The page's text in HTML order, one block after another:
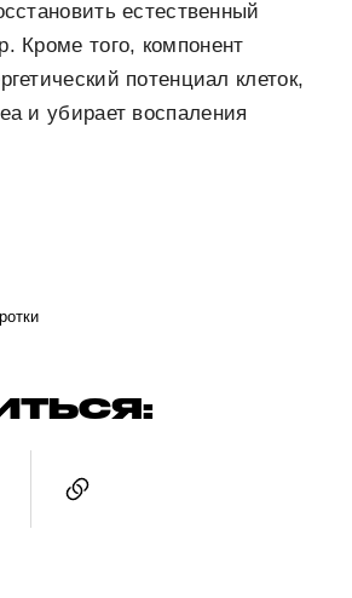
естественный
Кроме того, компонент
потенциал клеток,
и убирает воспаления